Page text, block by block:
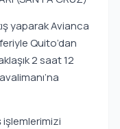
yaparak Avianca
Quito’dan
2 saat 12
işlemlerimizi